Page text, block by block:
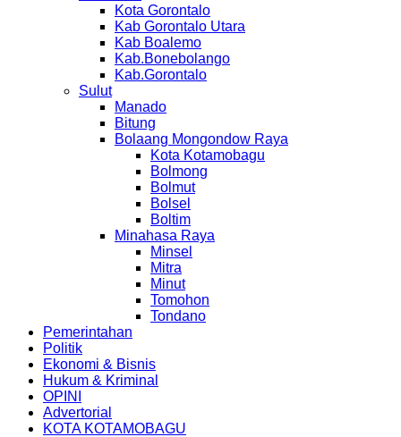
Kota Gorontalo
Kab Gorontalo Utara
Kab Boalemo
Kab.Bonebolango
Kab.Gorontalo
Sulut
Manado
Bitung
Bolaang Mongondow Raya
Kota Kotamobagu
Bolmong
Bolmut
Bolsel
Boltim
Minahasa Raya
Minsel
Mitra
Minut
Tomohon
Tondano
Pemerintahan
Politik
Ekonomi & Bisnis
Hukum & Kriminal
OPINI
Advertorial
KOTA KOTAMOBAGU